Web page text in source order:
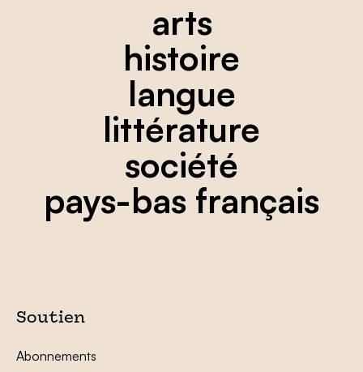
arts
histoire
langue
littérature
société
pays-bas français
Soutien
Abonnements